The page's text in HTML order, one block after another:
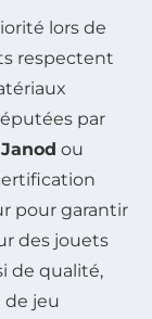
lors de
respectent
par
Janod ou
pour garantir
des jouets
de qualité,
jeu